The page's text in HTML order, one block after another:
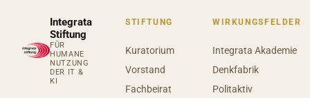
Integrata
Stiftung
FÜR
HUMANE
NUTZUNG
DER IT &
KI
STIFTUNG
Kuratorium
Vorstand
Fachbeirat
WIRKUNGSFELDER
Integrata Akademie
Denkfabrik
Politaktiv